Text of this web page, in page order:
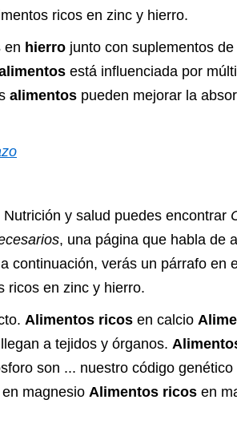
ricos en zinc y hierro.
en hierro junto con suplementos de
está influenciada por
alimentos pueden mejorar la
y salud puedes encontrar
, una página que habla de
continuación, verás un párrafo en
ricos en zinc y hierro.
Alimentos ricos en calcio
a tejidos y órganos.
son ... nuestro código genético
en magnesio Alimentos ricos en